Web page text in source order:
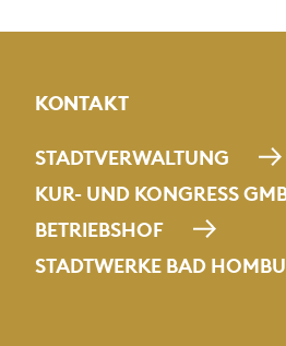
KONTAKT
STADTVERWALTUNG
KUR- UND KONGRESS
BETRIEBSHOF
STADTWERKE BAD